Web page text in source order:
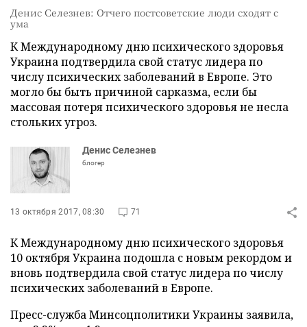
Денис Селезнев: Отчего постсоветские люди сходят с
ума
К Международному дню психического здоровья
Украина подтвердила свой статус лидера по
числу психических заболеваний в Европе. Это
могло бы быть причиной сарказма, если бы
массовая потеря психического здоровья не несла
стольких угроз.
Денис Селезнев
блогер
13 октября 2017, 08:30 71
К Международному дню психического здоровья
10 октября Украина подошла с новым рекордом и
вновь подтвердила свой статус лидера по числу
психических заболеваний в Европе.
Пресс-служба Минсоцполитики Украины заявила,